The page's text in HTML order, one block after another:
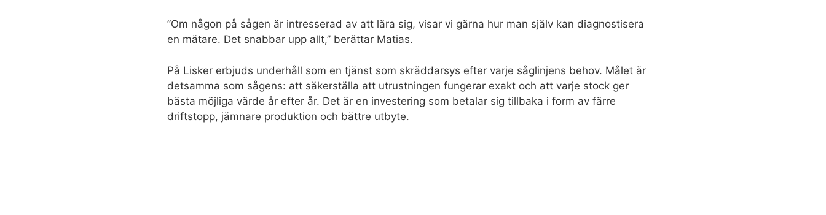
”Om någon på sågen är intresserad av att lära sig, visar vi gärna hur man själv kan diagnostisera
en mätare. Det snabbar upp allt,” berättar Matias.
På Lisker erbjuds underhåll som en tjänst som skräddarsys efter varje såglinjens behov. Målet är
detsamma som sågens: att säkerställa att utrustningen fungerar exakt och att varje stock ger
bästa möjliga värde år efter år. Det är en investering som betalar sig tillbaka i form av färre
driftstopp, jämnare produktion och bättre utbyte.